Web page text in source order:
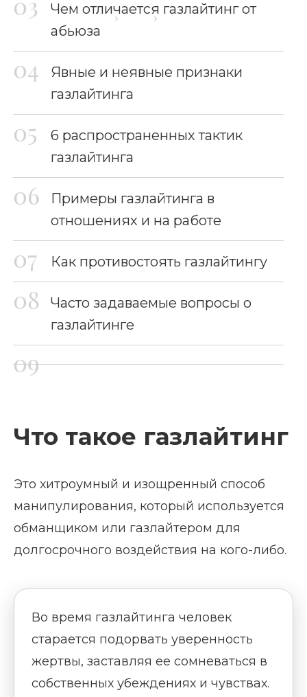
Главная страница
Чем отличается газлайтинг от
абьюза
Явные и неявные признаки
газлайтинга
6 распространенных тактик
газлайтинга
Примеры газлайтинга в
отношениях и на работе
Как противостоять газлайтингу
Часто задаваемые вопросы о
газлайтинге
Что такое газлайтинг
Это хитроумный и изощренный способ
манипулирования, который используется
обманщиком или газлайтером для
долгосрочного воздействия на кого-либо.
Во время газлайтинга человек
старается подорвать уверенность
жертвы, заставляя ее сомневаться в
собственных убеждениях и чувствах.